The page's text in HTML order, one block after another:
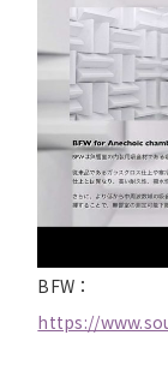
BFW：
https://